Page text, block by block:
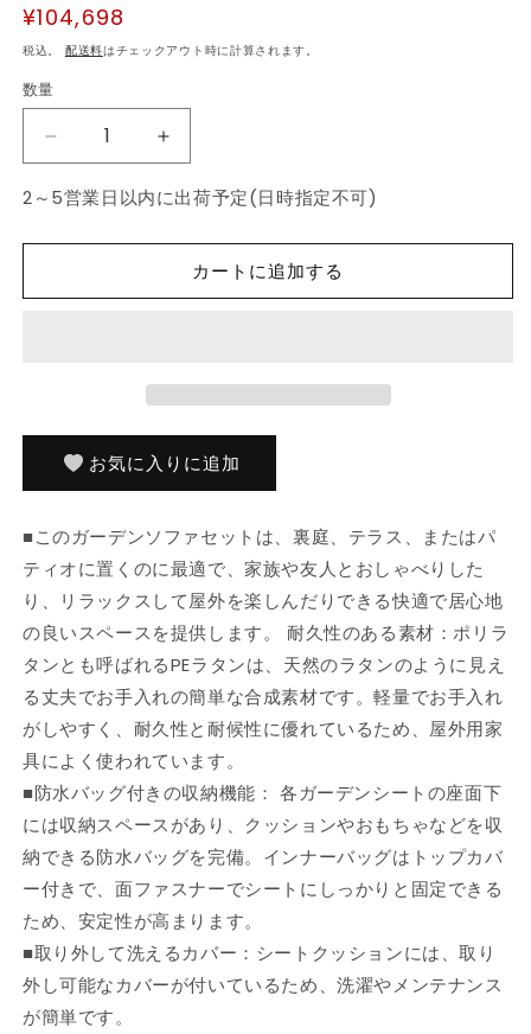
通
常
格
¥104,698
税込。 配送料はチェックアウト時に計算されます。
数
数量
vidaXL
ー
ッ
ッ
シ
ョ
ン
付
き
ポ
リ
ラ
タ
ン
製
グ
レ
家
具
ア
vidaXL
ー
ッ
ッ
シ
ョ
ン
付
ポ
リ
ラ
タ
ン
製
グ
レ
ー
家
具
2～5営業日以内に出荷予定(日時指定不可)
カートに追加する
お気に入りに追加
■このガーデンソファセットは、裏庭、テラス、またはパ
ティオに置くのに最適で、家族や友人とおしゃべりした
り、リラックスして屋外を楽しんだりできる快適で居心地
の良いスペースを提供します。 耐久性のある素材：ポリラ
タンとも呼ばれるPEラタンは、天然のラタンのように見え
る丈夫でお手入れの簡単な合成素材です。軽量でお手入れ
がしやすく、耐久性と耐候性に優れているため、屋外用家
具によく使われています。
■防水バッグ付きの収納機能： 各ガーデンシートの座面下
には収納スペースがあり、クッションやおもちゃなどを収
納できる防水バッグを完備。インナーバッグはトップカバ
ー付きで、面ファスナーでシートにしっかりと固定できる
ため、安定性が高まります。
■取り外して洗えるカバー：シートクッションには、取り
外し可能なカバーが付いているため、洗濯やメンテナンス
が簡単です。